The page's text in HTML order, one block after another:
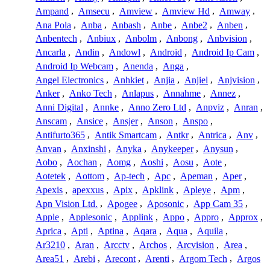
Ampand , Amsecu , Amview , Amview Hd , Amway ,
Ana Pola , Anba , Anbash , Anbe , Anbe2 , Anben ,
Anbentech , Anbiux , Anbolm , Anbong , Anbvision ,
Ancarla , Andin , Andowl , Android , Android Ip Cam ,
Android Ip Webcam , Anenda , Anga ,
Angel Electronics , Anhkiet , Anjia , Anjiel , Anjvision ,
Anker , Anko Tech , Anlapus , Annahme , Annez ,
Anni Digital , Annke , Anno Zero Ltd , Anpviz , Anran ,
Anscam , Ansice , Ansjer , Anson , Anspo ,
Antifurto365 , Antik Smartcam , Antkr , Antrica , Anv ,
Anvan , Anxinshi , Anyka , Anykeeper , Anysun ,
Aobo , Aochan , Aomg , Aoshi , Aosu , Aote ,
Aotetek , Aottom , Ap-tech , Apc , Apeman , Aper ,
Apexis , apexxus , Apix , Apklink , Apleye , Apm ,
Apn Vision Ltd. , Apogee , Aposonic , App Cam 35 ,
Apple , Applesonic , Applink , Appo , Appro , Approx ,
Aprica , Apti , Aptina , Aqara , Aqua , Aquila ,
Ar3210 , Aran , Arcctv , Archos , Arcvision , Area ,
Area51 , Arebi , Arecont , Arenti , Argom Tech , Argos